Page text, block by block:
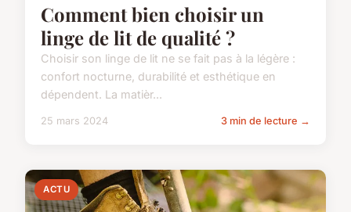
Comment bien choisir un
linge de lit de qualité ?
Choisir son linge de lit ne se fait pas à la légère :
confort nocturne, durabilité et esthétique en
dépendent. La matièr...
25 mars 2024 3 min de lecture →
ACTU